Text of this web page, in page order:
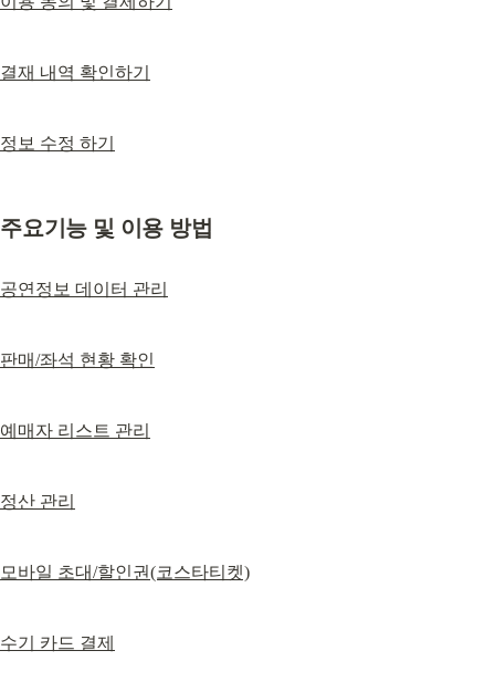
결재 내역 확인하기
정보 수정 하기
주요기능 및 이용 방법
공연정보 데이터 관리
판매/좌석 현황 확인
예매자 리스트 관리
정산 관리
모바일 초대/할인권(코스타티켓)
수기 카드 결제